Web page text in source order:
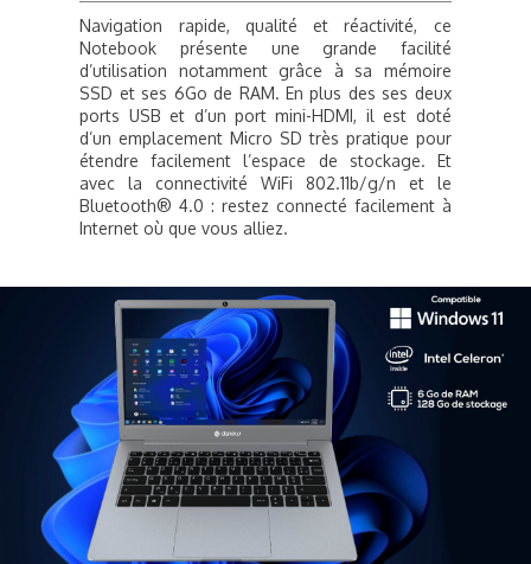
Navigation rapide, qualité et réactivité, ce
Notebook présente une grande facilité
d’utilisation notamment grâce à sa mémoire
SSD et ses 6Go de RAM. En plus des ses deux
ports USB et d’un port mini-HDMI, il est doté
d’un emplacement Micro SD très pratique pour
étendre facilement l’espace de stockage. Et
avec la connectivité WiFi 802.11b/g/n et le
Bluetooth® 4.0 : restez connecté facilement à
Internet où que vous alliez.